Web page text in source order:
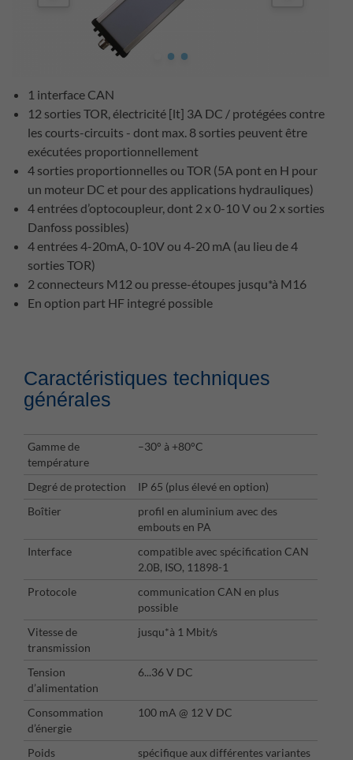
1 interface CAN
12 sorties TOR, électricité [lt] 3A DC / protégées contre
les courts-circuits - dont max. 8 sorties peuvent être
exécutées proportionnellement
4 sorties proportionnelles ou TOR (5A pont en H pour
un moteur DC et pour des applications hydrauliques)
4 entrées d’optocoupleur, dont 2 x 0-10 V ou 2 x sorties
Danfoss possibles)
4 entrées 4-20mA, 0-10V ou 4-20 mA (au lieu de 4
sorties TOR)
2 connecteurs M12 ou presse-étoupes jusqu*à M16
En option part HF integré possible
Caractéristiques techniques
générales
Gamme de
température
–30° à +80°C
Degré de protection
IP 65 (plus élevé en option)
Boîtier
profil en aluminium avec des
embouts en PA
Interface
compatible avec spécification CAN
2.0B, ISO, 11898-1
Protocole
communication CAN en plus
possible
Vitesse de
transmission
jusqu*à 1 Mbit/s
Tension
d’alimentation
6...36 V DC
Consommation
d’énergie
100 mA @ 12 V DC
Poids
spécifique aux différentes variantes